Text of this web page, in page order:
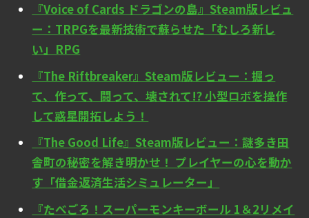
『Voice of Cards ドラゴンの島』Steam版レビュ
ー：TRPGを最新技術で蘇らせた「むしろ新し
い」RPG
『The Riftbreaker』Steam版レビュー：掘っ
て、作って、闘って、壊されて!? 小型ロボを操作
して惑星開拓しよう！
『The Good Life』Steam版レビュー：謎多き田
舎町の秘密を解き明かせ！ プレイヤーの心を動か
す「借金返済生活シミュレーター」
『たべごろ！スーパーモンキーボール 1＆2リメイ